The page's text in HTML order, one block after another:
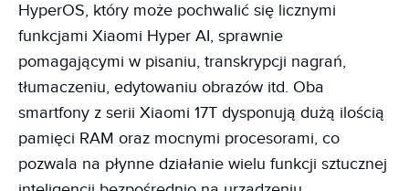
HyperOS, który może pochwalić się licznymi
funkcjami Xiaomi Hyper AI, sprawnie
pomagającymi w pisaniu, transkrypcji nagrań,
tłumaczeniu, edytowaniu obrazów itd. Oba
smartfony z serii Xiaomi 17T dysponują dużą ilością
pamięci RAM oraz mocnymi procesorami, co
pozwala na płynne działanie wielu funkcji sztucznej